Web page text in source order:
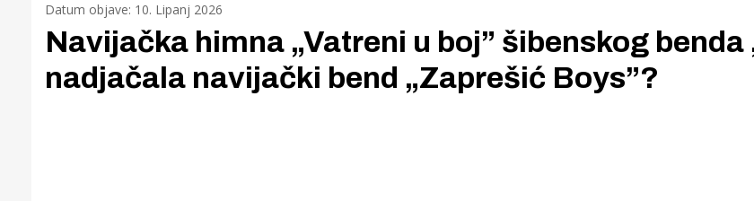
Datum objave: 10. Lipanj 2026
Navijačka himna „Vatreni u boj” šibenskog benda
nadjačala navijački bend „Zaprešić Boys”?